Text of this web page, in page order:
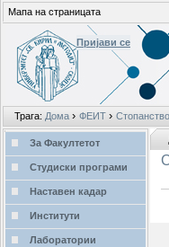
Лични
алати
Пријави се
Трага: Дома › ФЕИТ › Стопанство
Мапа на страницата
NAVIGATION
За Факултетот
Студиски програми
Наставен кадар
Институти
Лаборатории